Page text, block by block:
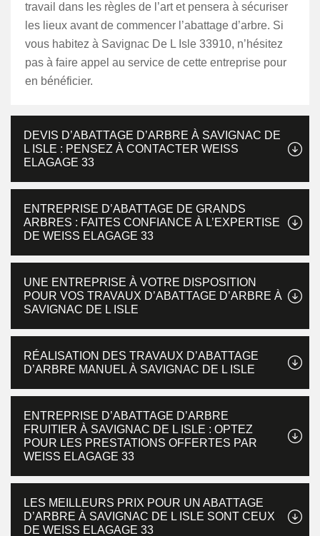
travail dans les règles de l’art et pensera à sécuriser
les lieux avant de commencer l’abattage d’arbre. Si
vous habitez à Savignac De L Isle 33910, n’hésitez
pas à faire appel au service de cette entreprise pour
en bénéficier.
DEVIS D’ABATTAGE D’ARBRE À SAVIGNAC DE
L ISLE : PENSEZ À CONTACTER WEISS
ELAGAGE 33
ENTREPRISE D’ABATTAGE DE GRANDS
ARBRES : FAITES CONFIANCE À L’EXPERTISE
DE WEISS ELAGAGE 33
UNE ENTREPRISE À VOTRE DISPOSITION
POUR VOS TRAVAUX D’ABATTAGE D’ARBRE À
SAVIGNAC DE L ISLE
RÉALISATION DES TRAVAUX D’ABATTAGE
D’ARBRE MANUEL À SAVIGNAC DE L ISLE
ENTREPRISE D’ABATTAGE D’ARBRE
FRUITIER À SAVIGNAC DE L ISLE : OPTEZ
POUR LES PRESTATIONS OFFERTES PAR
WEISS ELAGAGE 33
LES MEILLEURS PRIX POUR UN ABATTAGE
D’ARBRE À SAVIGNAC DE L ISLE SONT CEUX
DE WEISS ELAGAGE 33